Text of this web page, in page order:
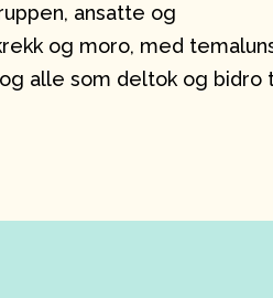
ansatte og
og moro, med
alle som deltok og bidro